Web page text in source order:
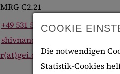
MRG C2.21
+49 531 59099-356
shivnandini.chinnannva
r(at)gei.de
COOKIE
Die notwendigen
Statistik-Cookies